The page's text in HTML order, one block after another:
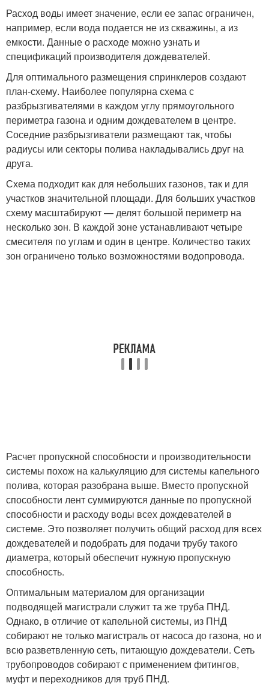
Расход воды имеет значение, если ее запас ограничен,
например, если вода подается не из скважины, а из
емкости. Данные о расходе можно узнать и
спецификаций производителя дождевателей.
Для оптимального размещения спринклеров создают
план-схему. Наиболее популярна схема с
разбрызгивателями в каждом углу прямоугольного
периметра газона и одним дождевателем в центре.
Соседние разбрызгиватели размещают так, чтобы
радиусы или секторы полива накладывались друг на
друга.
Схема подходит как для небольших газонов, так и для
участков значительной площади. Для больших участков
схему масштабируют — делят большой периметр на
несколько зон. В каждой зоне устанавливают четыре
смесителя по углам и один в центре. Количество таких
зон ограничено только возможностями водопровода.
Расчет пропускной способности и производительности
системы похож на калькуляцию для системы капельного
полива, которая разобрана выше. Вместо пропускной
способности лент суммируются данные по пропускной
способности и расходу воды всех дождевателей в
системе. Это позволяет получить общий расход для всех
дождевателей и подобрать для подачи трубу такого
диаметра, который обеспечит нужную пропускную
способность.
Оптимальным материалом для организации
подводящей магистрали служит та же труба ПНД.
Однако, в отличие от капельной системы, из ПНД
собирают не только магистраль от насоса до газона, но и
всю разветвленную сеть, питающую дождеватели. Сеть
трубопроводов собирают с применением фитингов,
муфт и переходников для труб ПНД.